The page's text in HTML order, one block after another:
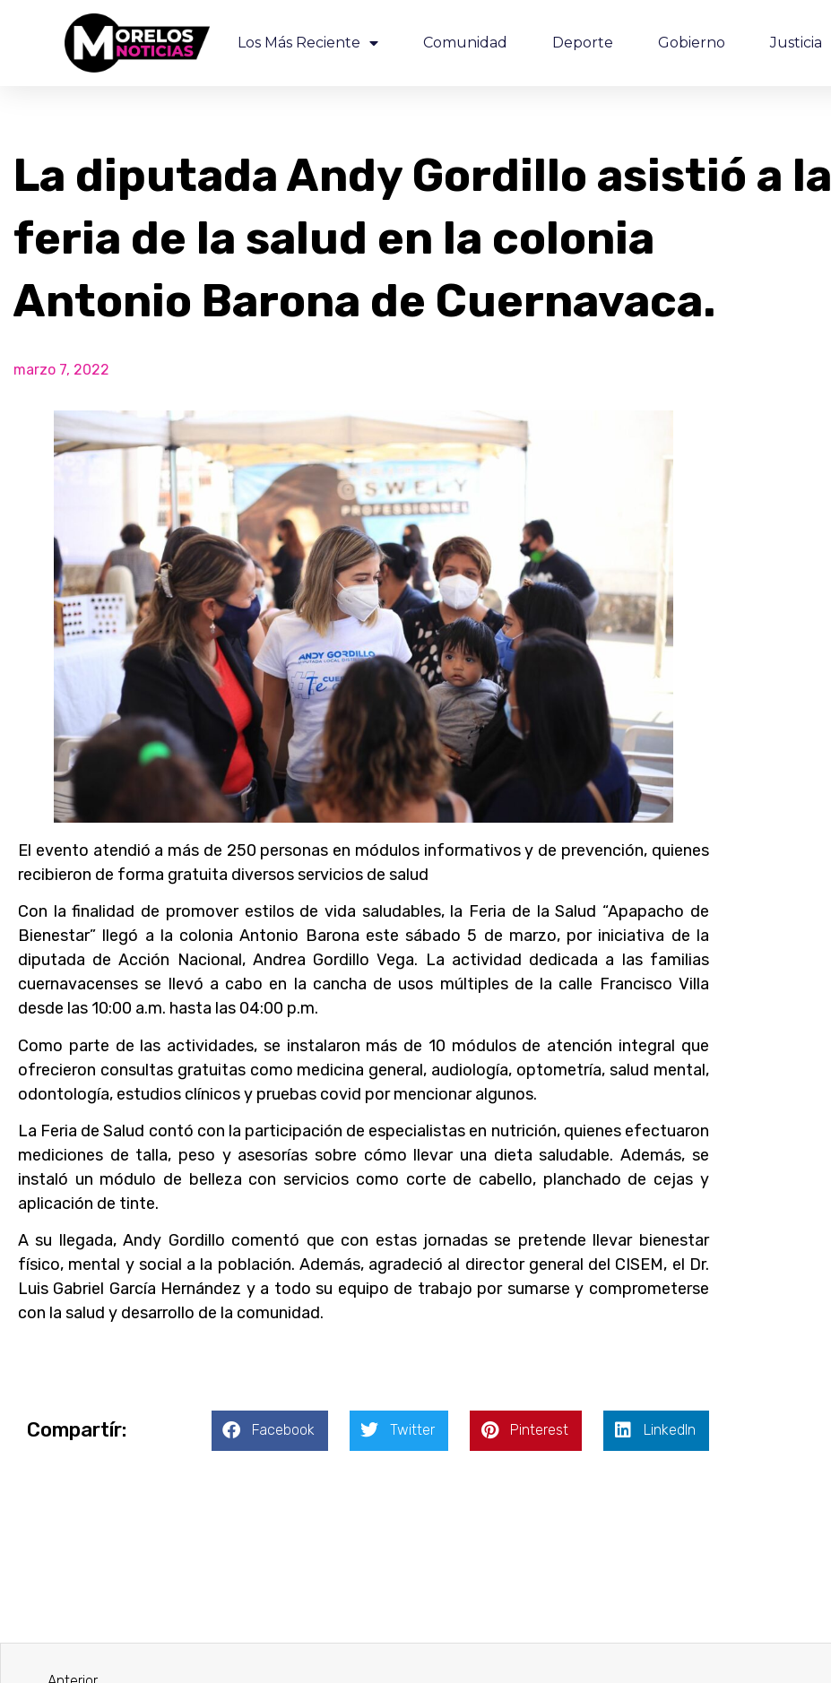
Los Más Reciente Comunidad Deporte Gobierno Justicia
La diputada Andy Gordillo asistió a la
feria de la salud en la colonia
Antonio Barona de Cuernavaca.
marzo 7, 2022
El evento atendió a más de 250 personas en módulos informativos y de prevención, quienes
recibieron de forma gratuita diversos servicios de salud
Con la finalidad de promover estilos de vida saludables, la Feria de la Salud “Apapacho de
Bienestar” llegó a la colonia Antonio Barona este sábado 5 de marzo, por iniciativa de la
diputada de Acción Nacional, Andrea Gordillo Vega. La actividad dedicada a las familias
cuernavacenses se llevó a cabo en la cancha de usos múltiples de la calle Francisco Villa
desde las 10:00 a.m. hasta las 04:00 p.m.
Como parte de las actividades, se instalaron más de 10 módulos de atención integral que
ofrecieron consultas gratuitas como medicina general, audiología, optometría, salud mental,
odontología, estudios clínicos y pruebas covid por mencionar algunos.
La Feria de Salud contó con la participación de especialistas en nutrición, quienes efectuaron
mediciones de talla, peso y asesorías sobre cómo llevar una dieta saludable. Además, se
instaló un módulo de belleza con servicios como corte de cabello, planchado de cejas y
aplicación de tinte.
A su llegada, Andy Gordillo comentó que con estas jornadas se pretende llevar bienestar
físico, mental y social a la población. Además, agradeció al director general del CISEM, el Dr.
Luis Gabriel García Hernández y a todo su equipo de trabajo por sumarse y comprometerse
con la salud y desarrollo de la comunidad.
Compartír: Facebook Twitter Pinterest LinkedIn